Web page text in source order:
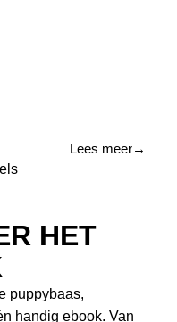
Lees meer→
HET
puppybaas,
handig ebook. Van